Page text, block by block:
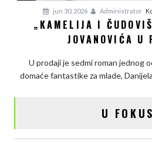
jun 30, 2026 Administrator
„KAMELIJA I
JOVANOVIĆA U
U prodaji je sedmi roman jednog
domaće fantastike za mlade,
U